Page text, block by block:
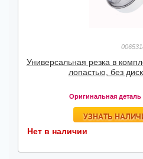
Универсальная резка в
лопастью, без
Оригинальная деталь
УЗНАТЬ
Нет в наличии